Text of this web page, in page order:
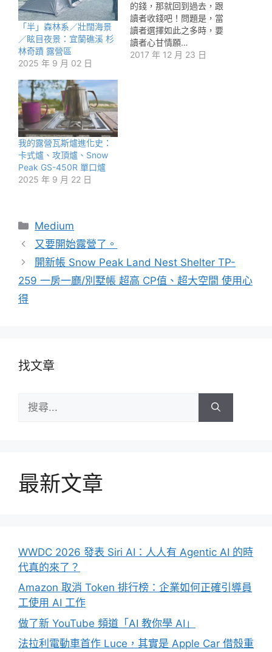
「半」森林系／壯闊海景
／眩目夜景：宜蘭礁溪 杉
林奇蹟 露營區
2025 年 9 月 02 日
的錢，那就回到過去，跟
讀者收錢吧！問題是，當
讀者選擇如此之多時，要
讀者心甘情願…
2017 年 12 月 23 日
我的露營瓦斯爐進化史：
卡式爐、攻頂爐、Snow
Peak GS-450R 單口爐
2025 年 9 月 22 日
分
類
Medium
又要開始露營了。
開新帳 Snow Peak Land Nest Shelter TP-
259 一房一廳/別墅帳 超高 CP值、超大空間 使用心
得
找文章
尋:
最新文章
WWDC 2026 發表 Siri AI：人人有 Agentic AI 的時
代真的來了？
Amazon 取消 Token 排行榜：企業如何正確引導員
工使用 AI 工作
做了新 YouTube 頻道「AI 教你學 AI」
法拉利電動車首作 Luce，其實是 Apple Car 借殼重